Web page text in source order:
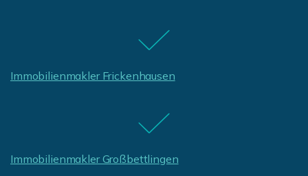
Immobilienmakler Frickenhausen
Immobilienmakler Großbettlingen